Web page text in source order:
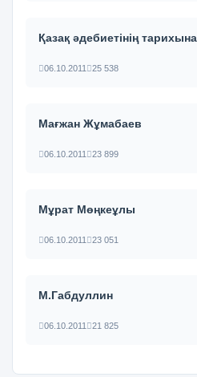
Қазақ әдебиетінің
06.10.2011 25 538
Мағжан Жұмабаев
06.10.2011 23 899
Мұрат Мөңкеұлы
06.10.2011 23 051
М.Габдуллин
06.10.2011 21 825